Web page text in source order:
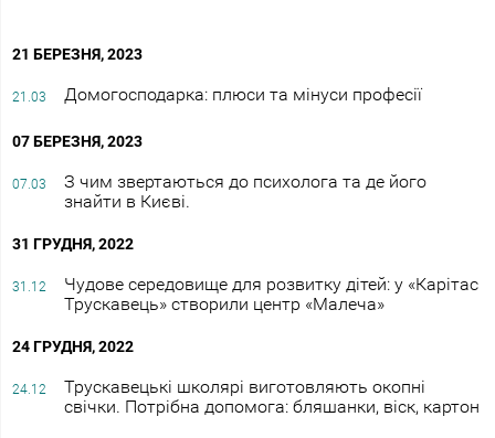
21 БЕРЕЗНЯ, 2023
21.03 Домогосподарка: плюси та мінуси професії
07 БЕРЕЗНЯ, 2023
07.03
З чим звертаються до психолога та де його
знайти в Києві.
31 ГРУДНЯ, 2022
31.12
Чудове середовище для розвитку дітей: у «Карітас
Трускавець» створили центр «Малеча»
24 ГРУДНЯ, 2022
24.12
Трускавецькі школярі виготовляють окопні
свічки. Потрібна допомога: бляшанки, віск, картон